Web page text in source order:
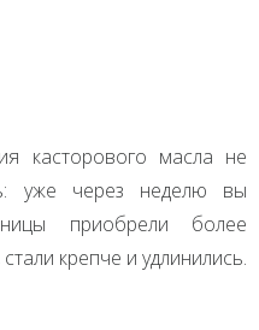
касторового масла не
уже через неделю вы
приобрели более
крепче и удлинились.